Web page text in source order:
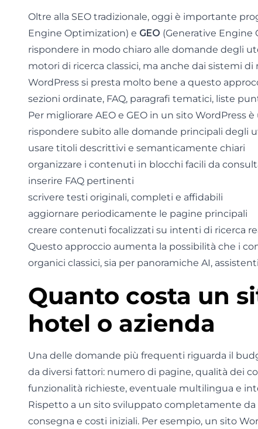
Oltre alla SEO tradizionale, oggi è importante
Engine Optimization) e GEO (Generative Engine
rispondere in modo chiaro alle domande degli
motori di ricerca classici, ma anche dai sistemi
WordPress si presta molto bene a questo
sezioni ordinate, FAQ, paragrafi tematici, liste
Per migliorare AEO e GEO in un sito WordPress è
rispondere subito alle domande principali degli
usare titoli descrittivi e semanticamente chiari
organizzare i contenuti in blocchi facili da
inserire FAQ pertinenti
scrivere testi originali, completi e affidabili
aggiornare periodicamente le pagine principali
creare contenuti focalizzati su intenti di ricerca
Questo approccio aumenta la possibilità che i
organici classici, sia per panoramiche AI,
Quanto costa un
hotel o azienda
Una delle domande più frequenti riguarda il
da diversi fattori: numero di pagine, qualità dei
funzionalità richieste, eventuale multilingua e
Rispetto a un sito sviluppato completamente
consegna e costi iniziali. Per esempio, un sito